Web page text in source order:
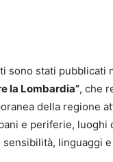
sono stati pubblicati
la Lombardia”, che
della regione
e periferie, luoghi
sensibilità, linguaggi